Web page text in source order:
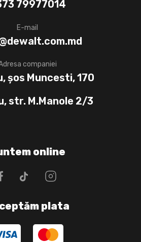
79977014
E-mail
companiei
șos Muncesti, 170
str. M.Manole 2/3
online
plata